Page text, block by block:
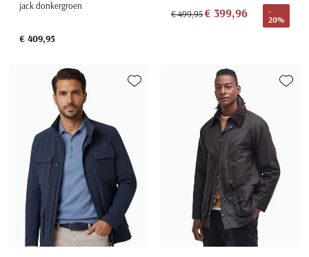
jack donkergroen
€ 409,95
€ 499,95€ 399,96
-
20%
Toevoegen aan favorieten